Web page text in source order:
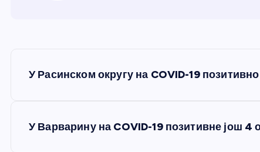
У Расинском округу на COVID-19
У Варварину на COVID-19 позитивне још 4